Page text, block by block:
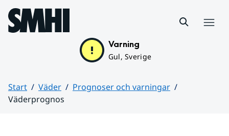
Hoppa till sidans innehåll
Varning
Gul, Sverige
Start Väder
Prognoser och varningar
Väderprognos